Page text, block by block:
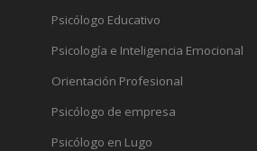
Psicólogo Educativo
Psicología e Inteligencia Emocional
Orientación Profesional
Psicólogo de empresa
Psicólogo en Lugo